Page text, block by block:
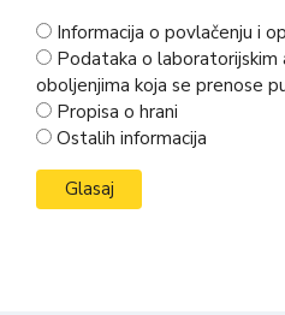
Informacija o povlačenju i
Podataka o laboratorijskim
oboljenjima koja se prenose
Propisa o hrani
Ostalih informacija